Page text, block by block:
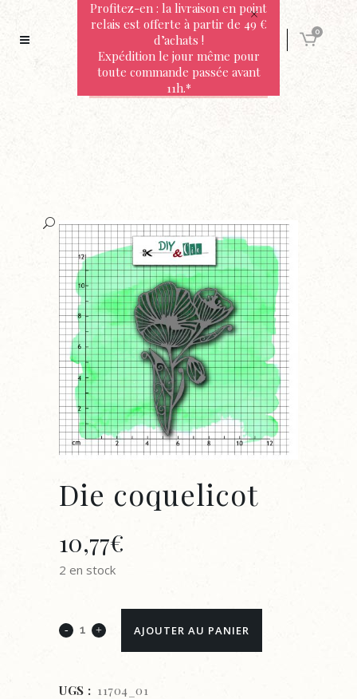
0
Die coquelicot
10,77€
2 en stock
Die
quantity
AJOUTER AU PANIER
UGS : 11704_01
Profitez-en : la livraison en point
relais est offerte à partir de 49 €
d’achats !
Expédition le jour même pour
toute commande passée avant
11h.*